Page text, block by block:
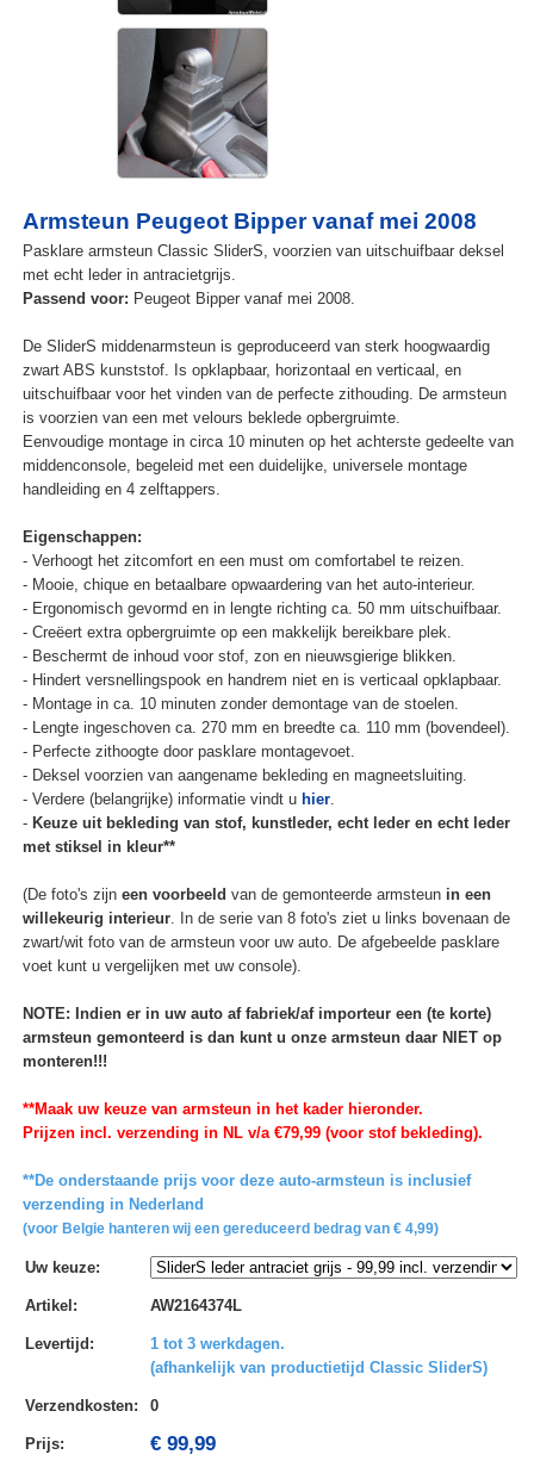
Armsteun Peugeot Bipper vanaf mei 2008
Pasklare armsteun Classic SliderS, voorzien van uitschuifbaar deksel
met echt leder in antracietgrijs.
Passend voor: Peugeot Bipper vanaf mei 2008.
De SliderS middenarmsteun is geproduceerd van sterk hoogwaardig
zwart ABS kunststof. Is opklapbaar, horizontaal en verticaal, en
uitschuifbaar voor het vinden van de perfecte zithouding. De armsteun
is voorzien van een met velours beklede opbergruimte.
Eenvoudige montage in circa 10 minuten op het achterste gedeelte van
middenconsole, begeleid met een duidelijke, universele montage
handleiding en 4 zelftappers.
Eigenschappen:
- Verhoogt het zitcomfort en een must om comfortabel te reizen.
- Mooie, chique en betaalbare opwaardering van het auto-interieur.
- Ergonomisch gevormd en in lengte richting ca. 50 mm uitschuifbaar.
- Creëert extra opbergruimte op een makkelijk bereikbare plek.
- Beschermt de inhoud voor stof, zon en nieuwsgierige blikken.
- Hindert versnellingspook en handrem niet en is verticaal opklapbaar.
- Montage in ca. 10 minuten zonder demontage van de stoelen.
- Lengte ingeschoven ca. 270 mm en breedte ca. 110 mm (bovendeel).
- Perfecte zithoogte door pasklare montagevoet.
- Deksel voorzien van aangename bekleding en magneetsluiting.
- Verdere (belangrijke) informatie vindt u hier.
- Keuze uit bekleding van stof, kunstleder, echt leder en echt leder
met stiksel in kleur**
(De foto's zijn een voorbeeld van de gemonteerde armsteun in een
willekeurig interieur. In de serie van 8 foto's ziet u links bovenaan de
zwart/wit foto van de armsteun voor uw auto. De afgebeelde pasklare
voet kunt u vergelijken met uw console).
NOTE: Indien er in uw auto af fabriek/af importeur een (te korte)
armsteun gemonteerd is dan kunt u onze armsteun daar NIET op
monteren!!!
**Maak uw keuze van armsteun in het kader hieronder.
Prijzen incl. verzending in NL v/a €79,99 (voor stof bekleding).
**De onderstaande prijs voor deze auto-armsteun is inclusief
verzending in Nederland
(voor Belgie hanteren wij een gereduceerd bedrag van € 4,99)
Uw keuze:
Artikel : AW2164374L
Levertijd :
1 tot 3 werkdagen.
(afhankelijk van productietijd Classic SliderS)
Verzendkosten: 0
Prijs: € 99,99